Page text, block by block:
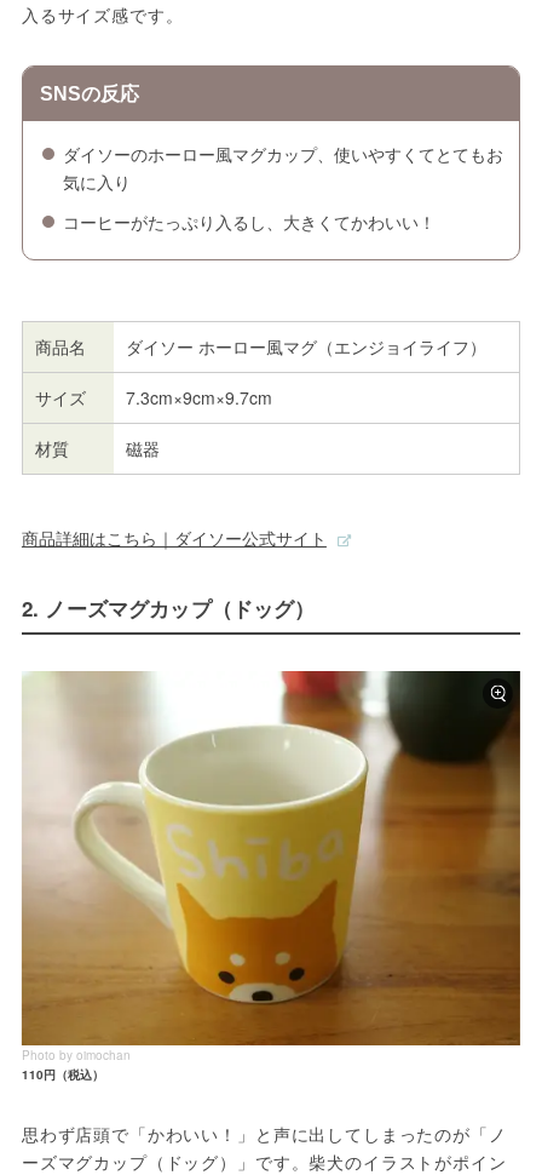
入るサイズ感です。
SNSの反応
ダイソーのホーロー風マグカップ、使いやすくてとてもお
気に入り
コーヒーがたっぷり入るし、大きくてかわいい！
商品名 ダイソー ホーロー風マグ（エンジョイライフ）
サイズ 7.3cm×9cm×9.7cm
材質 磁器
商品詳細はこちら｜ダイソー公式サイト
2. ノーズマグカップ（ドッグ）
Photo by oimochan
110円（税込）
思わず店頭で「かわいい！」と声に出してしまったのが「ノ
ーズマグカップ（ドッグ）」です。柴犬のイラストがポイン